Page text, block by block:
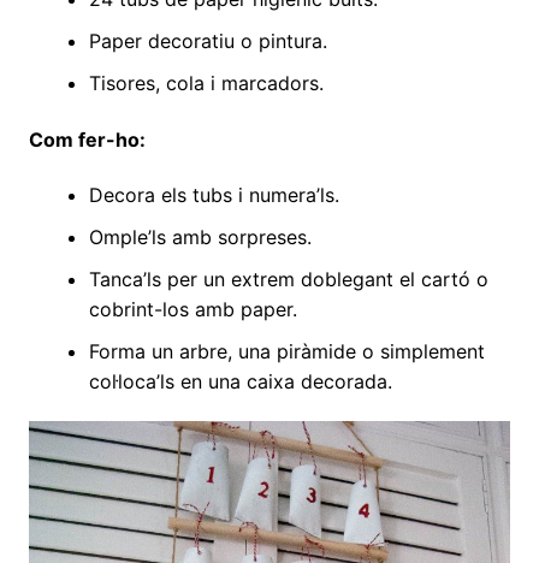
Paper decoratiu o pintura.
Tisores, cola i marcadors.
Com fer-ho:
Decora els tubs i numera’ls.
Omple’ls amb sorpreses.
Tanca’ls per un extrem doblegant el cartó o
cobrint-los amb paper.
Forma un arbre, una piràmide o simplement
col·loca’ls en una caixa decorada.